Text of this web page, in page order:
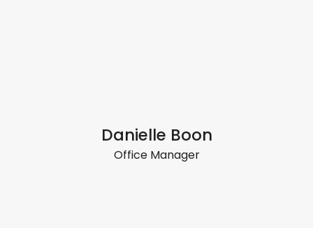
Danielle Boon
Office Manager